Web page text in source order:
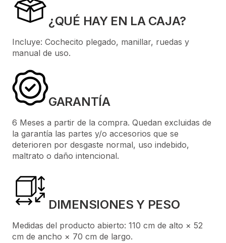
¿QUÉ HAY EN LA CAJA?
Incluye: Cochecito plegado, manillar, ruedas y
manual de uso.
GARANTÍA
6 Meses a partir de la compra. Quedan excluidas de
la garantía las partes y/o accesorios que se
deterioren por desgaste normal, uso indebido,
maltrato o daño intencional.
DIMENSIONES Y PESO
Medidas del producto abierto: 110 cm de alto × 52
cm de ancho × 70 cm de largo.